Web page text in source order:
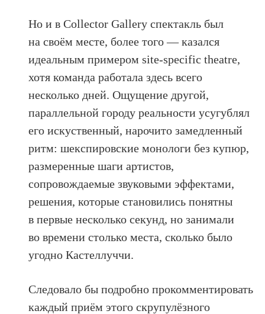
Но и в Collector Gallery спектакль был
на своём месте, более того — казался
идеальным примером site-specific theatre,
хотя команда работала здесь всего
несколько дней. Ощущение другой,
параллельной городу реальности усугублял
его искуственный, нарочито замедленный
ритм: шекспировские монологи без купюр,
размеренные шаги артистов,
сопровождаемые звуковыми эффектами,
решения, которые становились понятны
в первые несколько секунд, но занимали
во времени столько места, сколько было
угодно Кастеллуччи.
Следовало бы подробно прокомментировать
каждый приём этого скрупулёзного